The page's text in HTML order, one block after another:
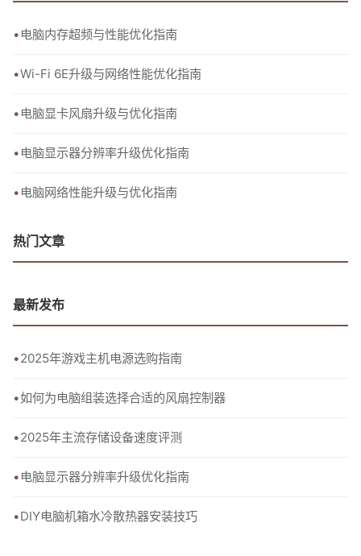
电脑内存超频与性能优化指南
Wi-Fi 6E升级与网络性能优化指南
电脑显卡风扇升级与优化指南
电脑显示器分辨率升级优化指南
电脑网络性能升级与优化指南
热门文章
最新发布
2025年游戏主机电源选购指南
如何为电脑组装选择合适的风扇控制器
2025年主流存储设备速度评测
电脑显示器分辨率升级优化指南
DIY电脑机箱水冷散热器安装技巧